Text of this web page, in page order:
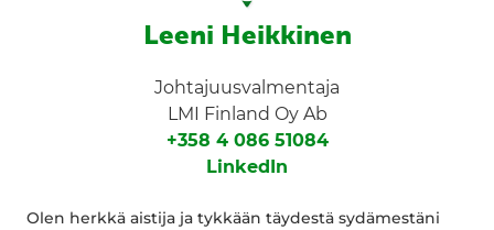
Leeni Heikkinen
Johtajuusvalmentaja
LMI Finland Oy Ab
+358 4 086 51084
LinkedIn
Olen herkkä aistija ja tykkään täydestä sydämestäni